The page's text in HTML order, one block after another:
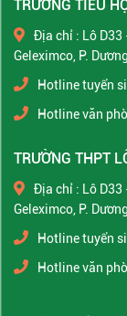
TRƯỜNG TIỂU
Địa chỉ : Lô D33
Geleximco, P.
Hotline tuyển
Hotline văn
TRƯỜNG THPT
Địa chỉ : Lô D33
Geleximco, P.
Hotline tuyển
Hotline văn